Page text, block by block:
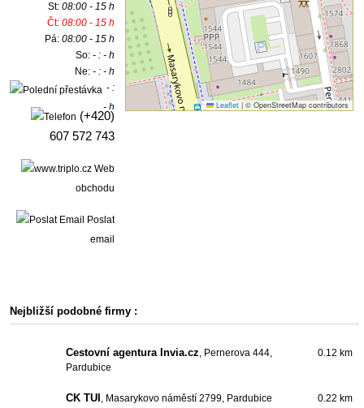
St:08:00 - 15 h
Čt:08:00 - 15 h
Pá:08:00 - 15 h
So:- : - h
Ne:- : - h
- :
- h
(+420)
607 572 743
Web
obchodu
Poslat
email
Leaflet |© OpenStreetMap contributors
Nejbližší podobné firmy :
Cestovní agentura Invia.cz, Pernerova 444,
Pardubice
0.12 km
CK TUI , Masarykovo náměstí 2799, Pardubice 0.22 km